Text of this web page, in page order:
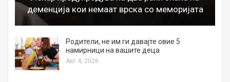
деменција кои немаат врска со меморијата
Родители, не им ги давајте овие 5
намирници на вашите деца
Авг 4, 2026